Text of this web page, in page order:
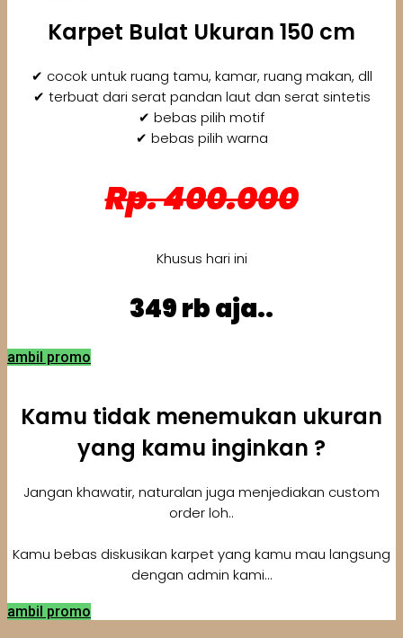
Karpet Bulat Ukuran 150 cm
✔ cocok untuk ruang tamu, kamar, ruang makan, dll
✔ terbuat dari serat pandan laut dan serat sintetis
✔ bebas pilih motif
✔ bebas pilih warna
Rp. 400.000
Khusus hari ini
349 rb aja..
ambil promo
Kamu tidak menemukan ukuran
yang kamu inginkan ?
Jangan khawatir, naturalan juga menjediakan custom
order loh..
Kamu bebas diskusikan karpet yang kamu mau langsung
dengan admin kami...
ambil promo